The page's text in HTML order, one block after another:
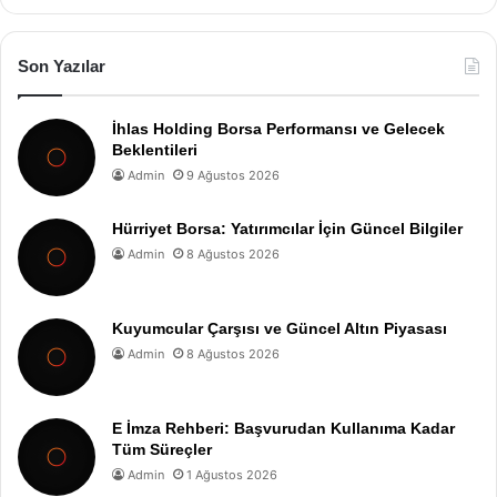
Son Yazılar
İhlas Holding Borsa Performansı ve Gelecek
Beklentileri
Admin 9 Ağustos 2026
Hürriyet Borsa: Yatırımcılar İçin Güncel Bilgiler
Admin 8 Ağustos 2026
Kuyumcular Çarşısı ve Güncel Altın Piyasası
Admin 8 Ağustos 2026
E İmza Rehberi: Başvurudan Kullanıma Kadar
Tüm Süreçler
Admin 1 Ağustos 2026